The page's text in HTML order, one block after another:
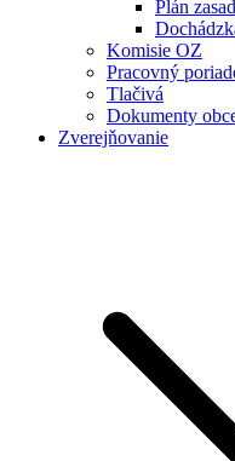
Plán
Komisie OZ
Pracovný
Tlačivá
Dokumenty
Zverejňovanie